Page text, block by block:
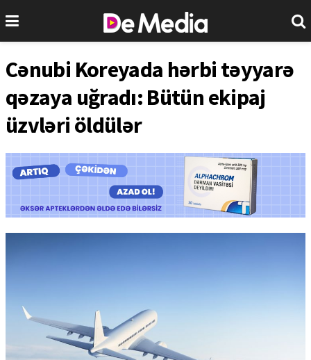
Cənubi Koreyada hərbi təyyarə
qəzaya uğradı: Bütün ekipaj
üzvləri öldülər